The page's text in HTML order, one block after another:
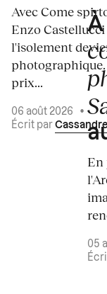
Avec Come
Enzo
l'isolement
prix...
06 août 2026
•
Écrit par
En
05